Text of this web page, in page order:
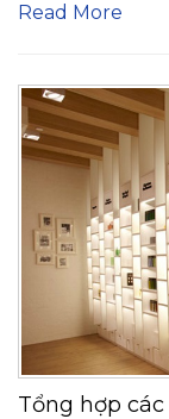
Read More
Tổng hợp